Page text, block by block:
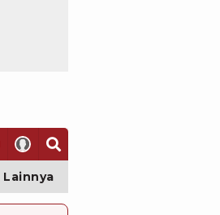
Lainnya